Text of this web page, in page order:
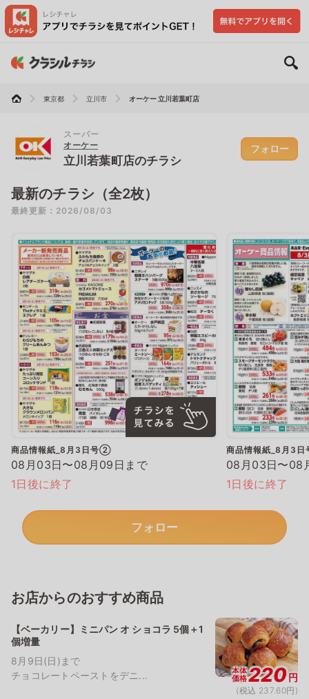
東京都 立川市 オーケー 立川若葉町店
スーパー
オーケー
立川若葉町店のチラシ
フォロー
最新のチラシ（全2枚）
最終更新：2026/08/03
商品情報紙_8月3日号②
08月03日〜08月09日まで
1日後に終了
商品情報紙_8月3
08月03日〜08
1日後に終了
フォロー
お店からのおすすめ商品
【ベーカリー】ミニパン オ ショコラ 5個＋1
個増量
8月9日(日)まで
チョコレートペーストをデニ...
本体
価格220円
(税込 237.60円)